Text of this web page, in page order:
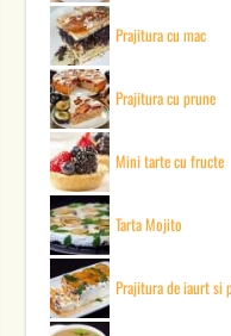
Prajitura cu mac
Prajitura cu prune
Mini tarte cu fructe
Tarta Mojito
Prajitura de iaurt si